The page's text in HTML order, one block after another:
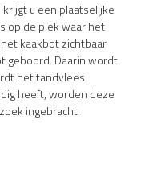
u een plaatselijke
op de plek waar het
kaakbot zichtbaar
geboord. Daarin wordt
het tandvlees
heeft, worden deze
ingebracht.